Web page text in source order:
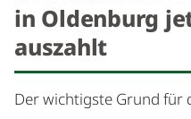
in Oldenburg
auszahlt
Der wichtigste Grund für